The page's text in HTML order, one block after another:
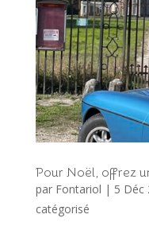
Pour Noël, offrez
par Fontariol | 5 Déc
catégorisé